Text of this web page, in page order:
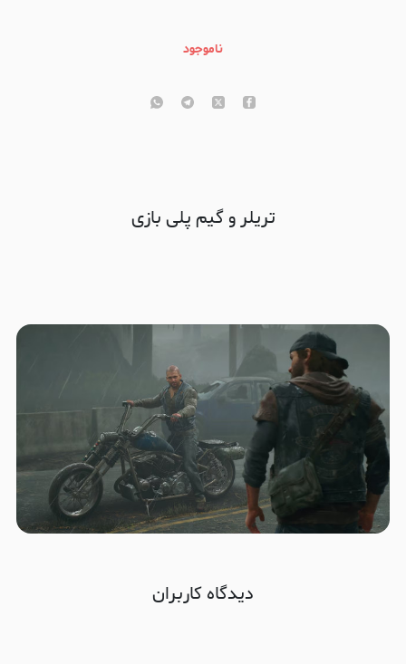
ناموجود
تریلر و گیم پلی بازی
دیدگاه کاربران